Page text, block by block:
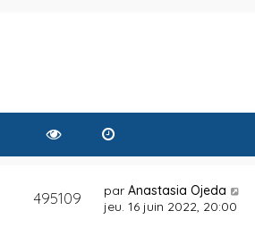
495109 parAnastasia Ojeda
jeu. 16 juin 2022, 20:00